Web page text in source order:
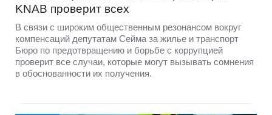
KNAB проверит всех
В связи с широким общественным резонансом вокруг
компенсаций депутатам Сейма за жилье и транспорт
Бюро по предотвращению и борьбе с коррупцией
проверит все случаи, которые могут вызывать сомнения
в обоснованности их получения.